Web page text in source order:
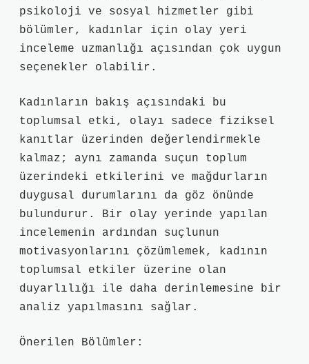
psikoloji ve sosyal hizmetler gibi
bölümler, kadınlar için olay yeri
inceleme uzmanlığı açısından çok uygun
seçenekler olabilir.
Kadınların bakış açısındaki bu
toplumsal etki, olayı sadece fiziksel
kanıtlar üzerinden değerlendirmekle
kalmaz; aynı zamanda suçun toplum
üzerindeki etkilerini ve mağdurların
duygusal durumlarını da göz önünde
bulundurur. Bir olay yerinde yapılan
incelemenin ardından suçlunun
motivasyonlarını çözümlemek, kadının
toplumsal etkiler üzerine olan
duyarlılığı ile daha derinlemesine bir
analiz yapılmasını sağlar.
Önerilen Bölümler: